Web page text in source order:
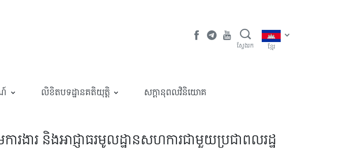
ស្វែងរក ខ្មែរ
លិខិតបទដ្ឋានគតិយុត្តិ ​សក្តានុពលវិនិយោគ
រងារ និងអាជ្ញាធរមូលដ្ឋានសហការជាមួយប្រជាពលរដ្ឋ